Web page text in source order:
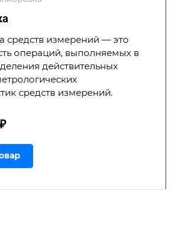
средств измерений — это
операций, выполняемых в
действительных
средств измерений.